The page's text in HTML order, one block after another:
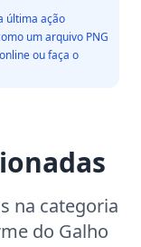
última ação
um arquivo PNG
ou faça o
na categoria
do Galho